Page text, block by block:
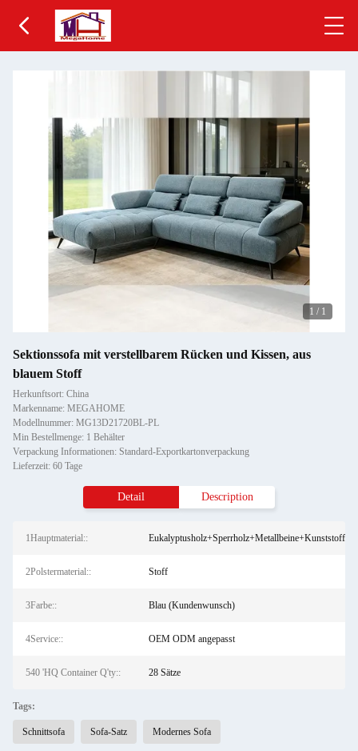
1 / 1
Sektionssofa mit verstellbarem Rücken und Kissen, aus
blauem Stoff
Herkunftsort: China
Markenname: MEGAHOME
Modellnummer: MG13D21720BL-PL
Min Bestellmenge: 1 Behälter
Verpackung Informationen: Standard-Exportkartonverpackung
Lieferzeit: 60 Tage
Detail Description
1Hauptmaterial::
2Polstermaterial:: Stoff
3Farbe:: Blau (Kundenwunsch)
4Service:: OEM ODM angepasst
540 'HQ Container Q'ty:: 28 Sätze
Tags:
Schnittsofa Sofa-Satz Modernes Sofa